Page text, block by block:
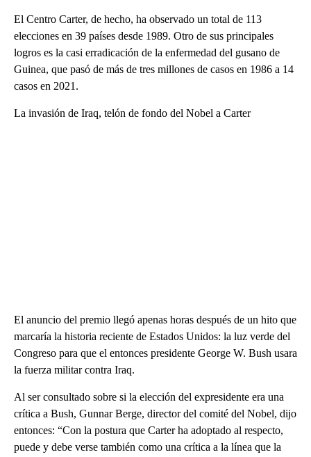
El Centro Carter, de hecho, ha observado un total de 113
elecciones en 39 países desde 1989. Otro de sus principales
logros es la casi erradicación de la enfermedad del gusano de
Guinea, que pasó de más de tres millones de casos en 1986 a 14
casos en 2021.
La invasión de Iraq, telón de fondo del Nobel a Carter
El anuncio del premio llegó apenas horas después de un hito que
marcaría la historia reciente de Estados Unidos: la luz verde del
Congreso para que el entonces presidente George W. Bush usara
la fuerza militar contra Iraq.
Al ser consultado sobre si la elección del expresidente era una
crítica a Bush, Gunnar Berge, director del comité del Nobel, dijo
entonces: “Con la postura que Carter ha adoptado al respecto,
puede y debe verse también como una crítica a la línea que la